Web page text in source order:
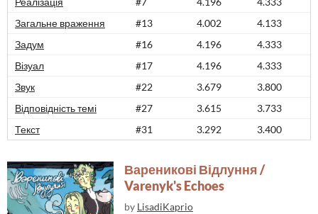
Загальне враження
#13 4.002
4.133
Задум
#16 4.196
4.333
Візуал
#17 4.196
4.333
Звук
#22 3.679
3.800
Відповідність темі
#27 3.615
3.733
Текст
#31 3.292 3.400
Вареникові Відлуння /
Varenyk's Echoes
by LisadiKaprio